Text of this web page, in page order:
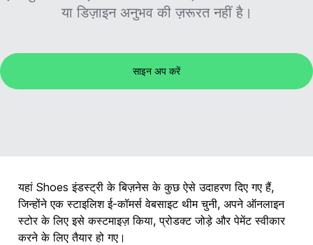
या डिज़ाइन अनुभव की ज़रूरत नहीं है।
साइन अप करें
यहां Shoes इंडस्ट्री के बिज़नेस के कुछ ऐसे उदाहरण दिए गए हैं,
जिन्होंने एक स्टाइलिश ई-कॉमर्स वेबसाइट थीम चुनी, अपने ऑनलाइन
स्टोर के लिए इसे कस्टमाइज़ किया, प्रोडक्ट जोड़े और पेमेंट स्वीकार
करने के लिए तैयार हो गए।